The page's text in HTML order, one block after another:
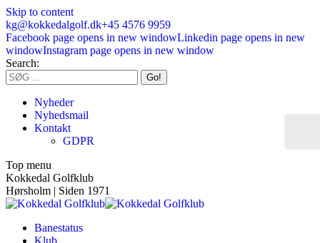
Skip to content
kg@kokkedalgolf.dk+45 4576 9959
Facebook page opens in new windowLinkedin page opens in new
windowInstagram page opens in new window
Search:
Nyheder
Nyhedsmail
Kontakt
GDPR
Top menu
Kokkedal Golfklub
Hørsholm | Siden 1971
Banestatus
Klub